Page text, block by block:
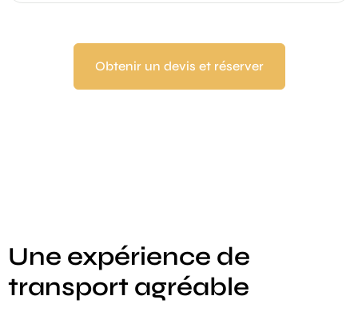
Obtenir un devis et réserver
Une expérience de
transport agréable